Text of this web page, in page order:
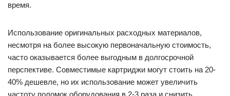
время.
Использование оригинальных расходных материалов,
несмотря на более высокую первоначальную стоимость,
часто оказывается более выгодным в долгосрочной
перспективе. Совместимые картриджи могут стоить на 20-
40% дешевле, но их использование может увеличить
частоту поломок оборудования в 2-3 раза и снизить